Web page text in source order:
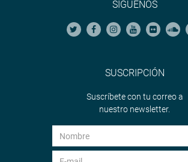
SÍGUENOS
SUSCRIPCIÓN
Suscríbete con tu correo a
nuestro newsletter.